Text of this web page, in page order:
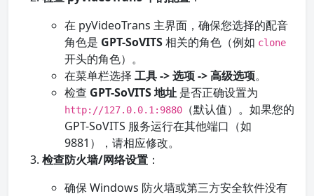
在 pyVideoTrans 主界面，确保您选择的配音
角色是 GPT-SoVITS相关的角色（例如 clone
开头的角色）。
在菜单栏选择 工具 -> 选项 -> 高级选项。
检查 GPT-SoVITS 地址 是否正确设置为
http://127.0.0.1:9880
（默认值）。如果您的
GPT-SoVITS 服务运行在其他端口（如
9881），请相应修改。
检查防火墙/网络设置 ：
确保 Windows 防火墙或第三方安全软件没有